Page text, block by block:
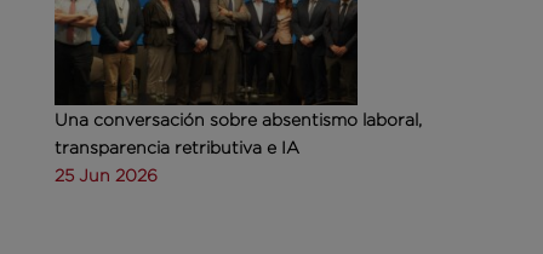
Una conversación sobre absentismo laboral,
transparencia retributiva e IA
25 Jun 2026